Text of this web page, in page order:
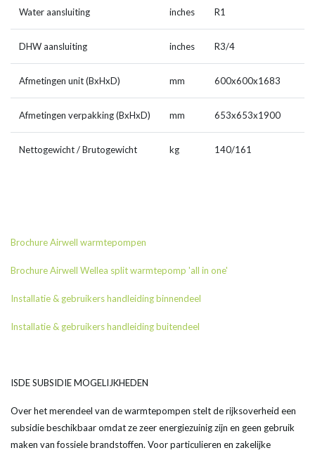
Water aansluiting inches R1
DHW aansluiting inches R3/4
Afmetingen unit (BxHxD) mm 600x600x1683
Afmetingen verpakking (BxHxD) mm 653x653x1900
Nettogewicht / Brutogewicht kg 140/161
Brochure Airwell warmtepompen
Brochure Airwell Wellea split warmtepomp 'all in one'
Installatie & gebruikers handleiding binnendeel
Installatie & gebruikers handleiding buitendeel
ISDE SUBSIDIE MOGELIJKHEDEN
Over het merendeel van de warmtepompen stelt de rijksoverheid een
subsidie beschikbaar omdat ze zeer energiezuinig zijn en geen gebruik
maken van fossiele brandstoffen. Voor particulieren en zakelijke